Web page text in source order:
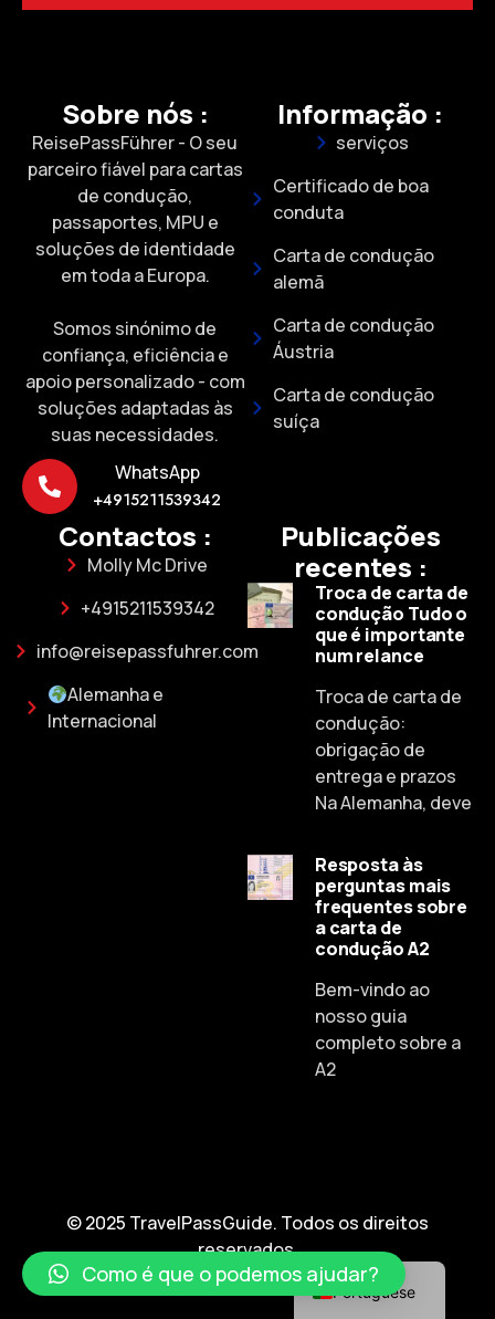
Sobre nós :
ReisePassFührer - O seu
parceiro fiável para cartas
de condução,
passaportes, MPU e
soluções de identidade
em toda a Europa.
Somos sinónimo de
confiança, eficiência e
apoio personalizado - com
soluções adaptadas às
suas necessidades.
WhatsApp
+4915211539342
Informação :
serviços
Certificado de boa
conduta
Carta de condução
alemã
Carta de condução
Áustria
Carta de condução
suíça
Contactos :
Molly Mc Drive
+4915211539342
info@reisepassfuhrer.com
Alemanha e
Internacional
Publicações
recentes :
Troca de carta de
condução Tudo o
que é importante
num relance
Troca de carta de
condução:
obrigação de
entrega e prazos
Na Alemanha, deve
Resposta às
perguntas mais
frequentes sobre
a carta de
condução A2
Bem-vindo ao
nosso guia
completo sobre a
A2
© 2025 TravelPassGuide. Todos os direitos
reservados.
Como é que o podemos ajudar?
Portuguese
German
English
Chinese
Spanish
Dutch
Russian